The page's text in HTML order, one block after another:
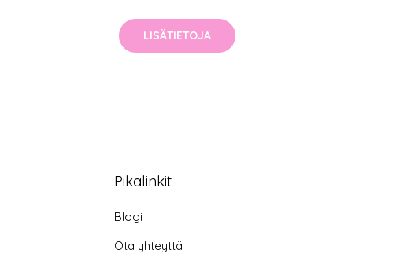
LISÄTIETOJA
Pikalinkit
Blogi
Ota yhteyttä